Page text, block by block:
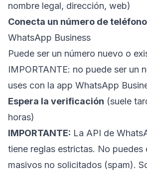
nombre legal, dirección, web)
Conecta un número de teléfono
WhatsApp Business
Puede ser un número nuevo o
IMPORTANTE: no puede ser un
uses con la app WhatsApp
Espera la verificación (suele
horas)
IMPORTANTE: La API de
tiene reglas estrictas. No puedes
masivos no solicitados (spam).